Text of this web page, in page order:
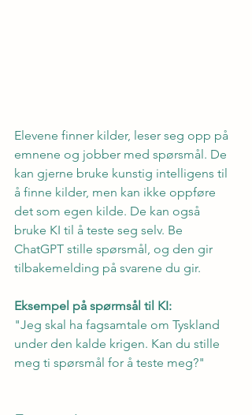
Elevene finner kilder, leser seg opp på
emnene og jobber med spørsmål. De
kan gjerne bruke kunstig intelligens til
å finne kilder, men kan ikke oppføre
det som egen kilde. De kan også
bruke KI til å teste seg selv. Be
ChatGPT stille spørsmål, og den gir
tilbakemelding på svarene du gir.
Eksempel på spørmsål til KI:
"Jeg skal ha fagsamtale om Tyskland
under den kalde krigen. Kan du stille
meg ti spørsmål for å teste meg?"